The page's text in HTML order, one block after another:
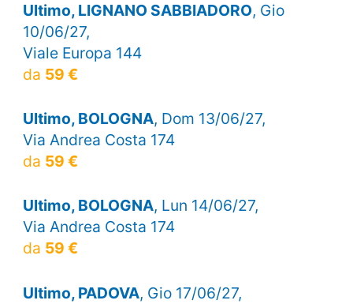
Ultimo, LIGNANO SABBIADORO, Gio
10/06/27,
Viale Europa 144
da 59 €
Ultimo, BOLOGNA, Dom 13/06/27,
Via Andrea Costa 174
da 59 €
Ultimo, BOLOGNA, Lun 14/06/27,
Via Andrea Costa 174
da 59 €
Ultimo, PADOVA, Gio 17/06/27,